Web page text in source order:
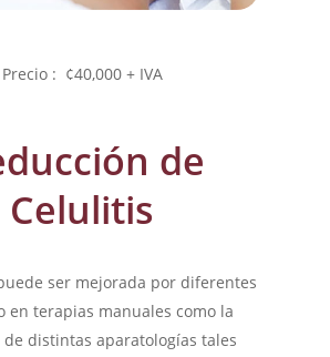
Precio : ¢40,000 + IVA
de
Celulitis
ser mejorada por diferentes
en terapias manuales como la
distintas aparatologías tales